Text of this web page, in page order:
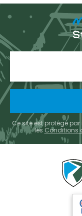
Ce site est protégé par
les Conditions